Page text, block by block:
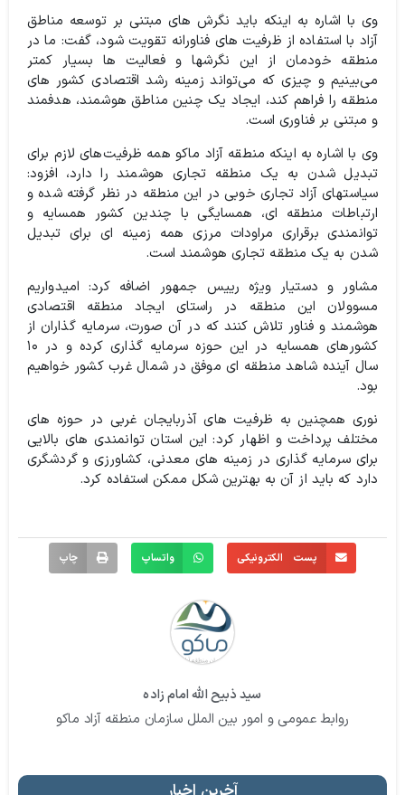
وی با اشاره به اینکه باید نگرش های مبتنی بر توسعه مناطق
آزاد با استفاده از ظرفیت های فناورانه تقویت شود، گفت: ما در
منطقه خودمان از این نگرشها و فعالیت ها بسیار کمتر
می‌بینیم و چیزی که می‌تواند زمینه رشد اقتصادی کشور های
منطقه را فراهم کند، ایجاد یک چنین مناطق هوشمند، هدفمند
و مبتنی بر فناوری است.
وی با اشاره به اینکه منطقه آزاد ماکو همه ظرفیت‌های لازم برای
تبدیل شدن به یک منطقه تجاری هوشمند را دارد، افزود:
سیاستهای آزاد تجاری خوبی در این منطقه در نظر گرفته شده و
ارتباطات منطقه ای، همسایگی با چندین کشور همسایه و
توانمندی برقراری مراودات مرزی همه زمینه ای برای تبدیل
شدن به یک منطقه تجاری هوشمند است.
مشاور و دستیار ویژه رییس جمهور اضافه کرد: امیدواریم
مسوولان این منطقه در راستای ایجاد منطقه اقتصادی
هوشمند و فناور تلاش کنند که در آن صورت، سرمایه گذاران از
کشورهای همسایه در این حوزه سرمایه گذاری کرده و در ۱۰
سال آینده شاهد منطقه ای موفق در شمال غرب کشور خواهیم
بود.
نوری همچنین به ظرفیت های آذربایجان غربی در حوزه های
مختلف پرداخت و اظهار کرد: این استان توانمندی های بالایی
برای سرمایه گذاری در زمینه های معدنی، کشاورزی و گردشگری
دارد که باید از آن به بهترین شکل ممکن استفاده کرد.
پست الکترونیکی واتساپ چاپ
سید ذبیح الله امام زاده
روابط عمومی و امور بین الملل سازمان منطقه آزاد ماکو